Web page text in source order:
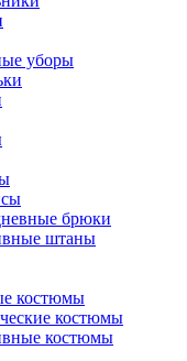
уборы
брюки
штаны
костюмы
костюмы
костюмы